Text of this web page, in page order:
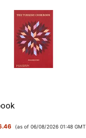
(as of 06/08/2026 01:48